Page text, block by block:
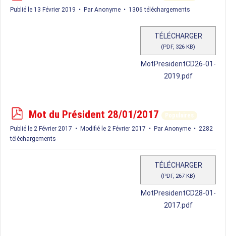
d
Publié le 13 Février 2019
Par Anonyme 1306 téléchargements
TÉLÉCHARGER
(PDF, 326 KB)
MotPresidentCD26-01-
2019.pdf
p
d
f
Mot du Président 28/01/2017
Populaires
Publié le 2 Février 2017
Modifié le 2 Février 2017 Par Anonyme
2282
téléchargements
TÉLÉCHARGER
(PDF, 267 KB)
MotPresidentCD28-01-
2017.pdf